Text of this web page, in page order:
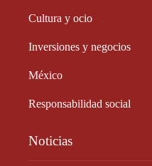
Cultura y ocio
Inversiones y negocios
México
Responsabilidad social
Noticias